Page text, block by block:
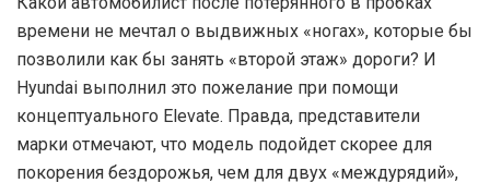
времени не мечтал о выдвижных «ногах», которые бы
позволили как бы занять «второй этаж» дороги? И
Hyundai выполнил это пожелание при помощи
концептуального Elevate. Правда, представители
марки отмечают, что модель подойдет скорее для
покорения бездорожья, чем для двух «междурядий»,